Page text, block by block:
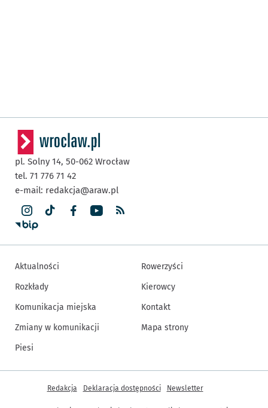
pl. Solny 14, 50-062 Wrocław
tel. 71 776 71 42
e-mail: redakcja@araw.pl
Aktualności
Rozkłady
Komunikacja miejska
Zmiany w komunikacji
Piesi
Rowerzyści
Kierowcy
Kontakt
Mapa strony
Inne informacje
Redakcja Deklaracja dostępności Newsletter